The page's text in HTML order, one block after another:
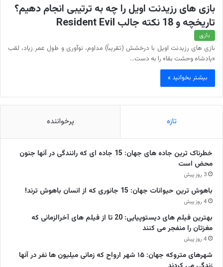
بازی های رزیدنت اویل را چه به ترتیبی انجام دهیم؟
تاریخچه و 18 نکته جالب Resident Evil
بازی
بازی های رزیدنت اویل با درخشش (تقریباً) مداوم، نوآوری و طول عمر زیاد، لقب
«پادشاه وحشت بقا» را به دست…
بیشتر بخوانید »
تازه پرخواننده
خطرناک ترین جاده های جهان: 15 جاده ای که رانندگی در آنها جنون
محض است
3 روز پیش
باهوش ترین حیوانات جهان: 15 جانوری که از انسان باهوش ترند!
4 روز پیش
بهترین فیلم های دیستوپیایی: 20 تا از فیلم های آخرالزمانی که
مغزتان را منفجر می کنند
4 روز پیش
شهرهای متروکه جهان: ۱۵ شهر ارواح که زمانی میلیون ها نفر در آنها